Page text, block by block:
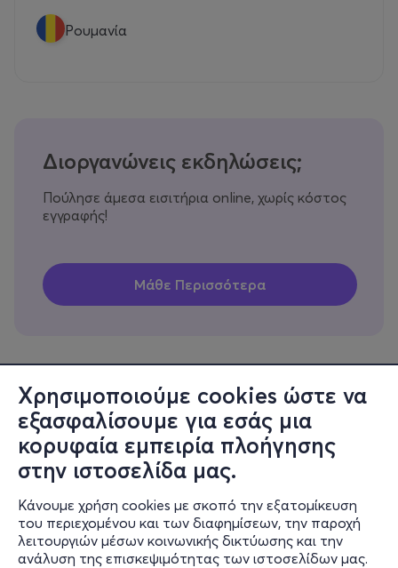
Χρησιμοποιούμε cookies ώστε να
εξασφαλίσουμε για εσάς μια
κορυφαία εμπειρία πλοήγησης
στην ιστοσελίδα μας.
Κάνουμε χρήση cookies με σκοπό την εξατομίκευση
του περιεχομένου και των διαφημίσεων, την παροχή
λειτουργιών μέσων κοινωνικής δικτύωσης και την
ανάλυση της επισκεψιμότητας των ιστοσελίδων μας.
Ρουμανία
Διοργανώνεις εκδηλώσεις;
Πούλησε άμεσα εισιτήρια online, χωρίς κόστος
εγγραφής!
Πληροφορίες
Υποστήριξη
Stay Connected